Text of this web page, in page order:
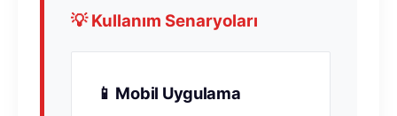
💡 Kullanım Senaryoları
📱 Mobil Uygulama